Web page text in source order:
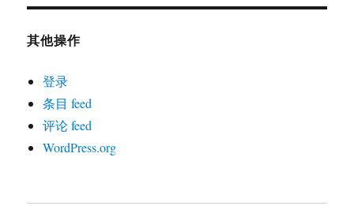
其他操作
登录
条目 feed
评论 feed
WordPress.org